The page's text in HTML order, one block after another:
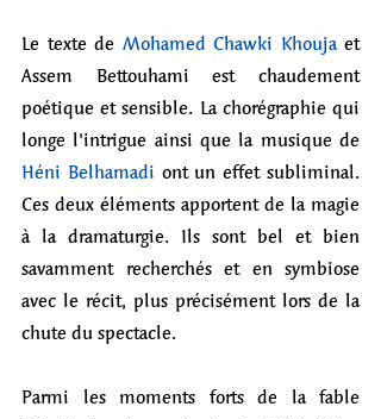
Le texte de Mohamed Chawki Khouja et
Assem Bettouhami est chaudement
poétique et sensible. La chorégraphie qui
Héni Belhamadi ont un effet subliminal.
Ces deux éléments apportent de la magie
à la dramaturgie. Ils sont bel et bien
savamment recherchés et en symbiose
avec le récit, plus précisément lors de la
chute du spectacle.
Parmi les moments forts de la fable